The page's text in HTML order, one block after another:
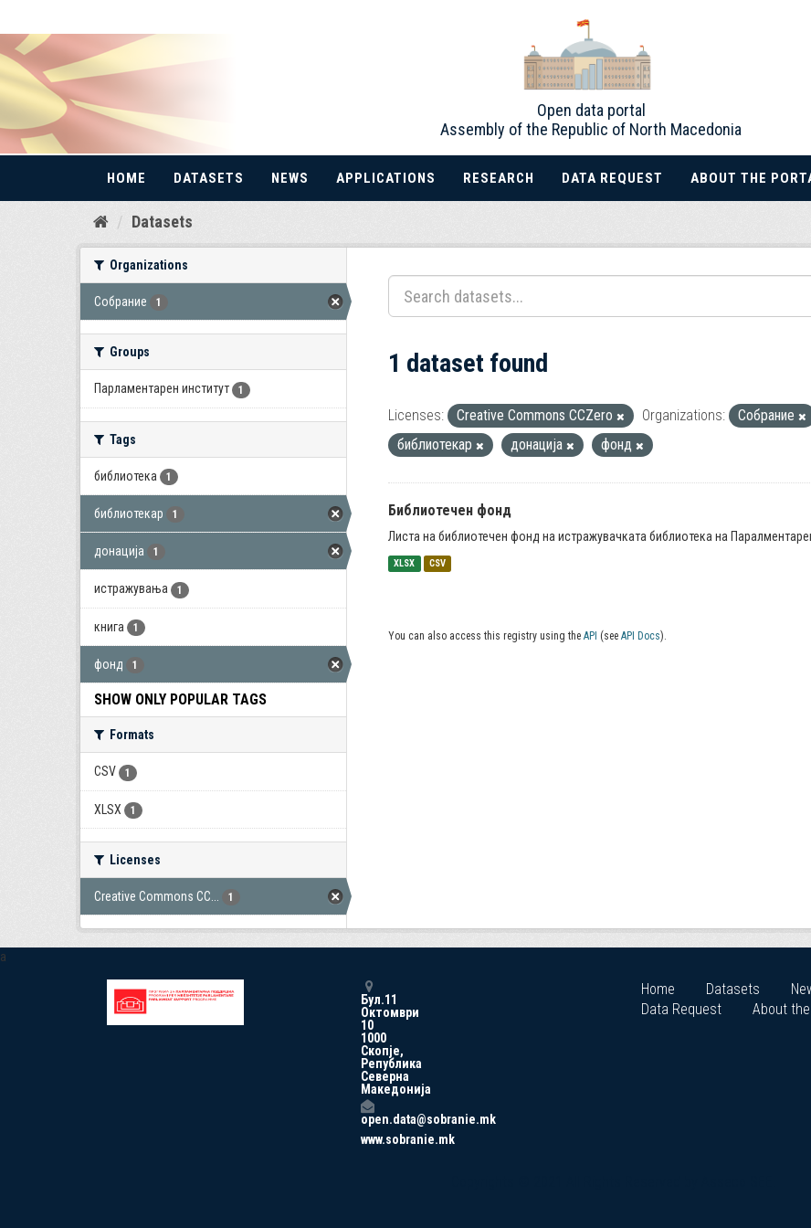
Skip
Open data portal
Assembly of the Republic of North Macedonia
HOME DATASETS NEWS APPLICATIONS RESEARCH DATA REQUEST ABOUT THE
Datasets
Organizations
Собрание 1
Groups
Парламентарен институт 1
Tags
библиотека 1
библиотекар 1
донација 1
истражувања 1
книга 1
фонд 1
SHOW ONLY POPULAR TAGS
Formats
CSV 1
XLSX 1
Licenses
Creative Commons CC... 1
1 dataset found
Licenses: Creative Commons CCZero Organizations: Собрание
библиотекар
донација фонд
Библиотечен фонд
Листа на библиотечен фонд на истражувачката библиотека на
XLSX CSV
You can also access this registry using the API (see API Docs).
a
Бул.11
Октомври
10
1000
Скопје,
Република
Северна
Македонија
open.data@sobranie.mk
www.sobranie.mk
Home Datasets
Data Request
About